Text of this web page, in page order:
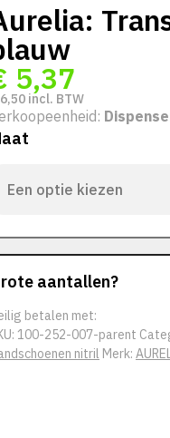
5,37
6,50 incl. BTW
aantallen?
betalen met:
100-252-007-parent
nitril Merk: